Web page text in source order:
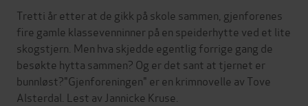
Tretti år etter at de gikk på skole sammen, gjenforenes
fire gamle klassevenninner på en speiderhytte ved et lite
skogstjern. Men hva skjedde egentlig forrige gang de
besøkte hytta sammen? Og er det sant at tjernet er
bunnløst?"Gjenforeningen" er en krimnovelle av Tove